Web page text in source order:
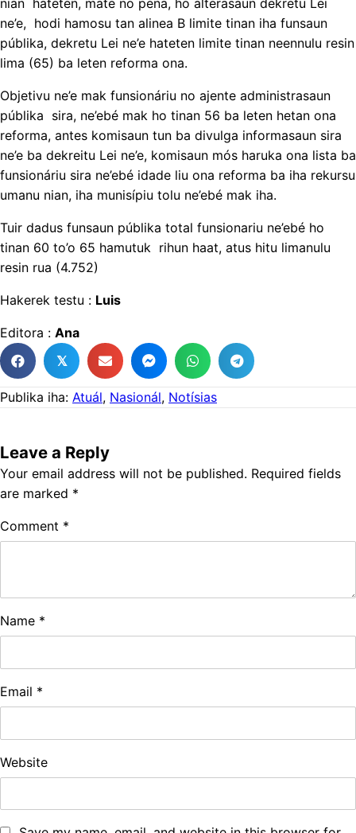
nian hateten, mate no pena, ho alterasaun dekretu Lei
ne’e, hodi hamosu tan alinea B limite tinan iha funsaun
públika, dekretu Lei ne’e hateten limite tinan neennulu resin
lima (65) ba leten reforma ona.
Objetivu ne’e mak funsionáriu no ajente administrasaun
públika sira, ne’ebé mak ho tinan 56 ba leten hetan ona
reforma, antes komisaun tun ba divulga informasaun sira
ne’e ba dekreitu Lei ne’e, komisaun mós haruka ona lista ba
funsionáriu sira ne’ebé idade liu ona reforma ba iha rekursu
umanu nian, iha munisípiu tolu ne’ebé mak iha.
Tuir dadus funsaun públika total funsionariu ne’ebé ho
tinan 60 to’o 65 hamutuk rihun haat, atus hitu limanulu
resin rua (4.752)
Hakerek testu : Luis
Editora : Ana
𝕏
Publika iha: Atuál, Nasionál, Notísias
Leave a Reply
Your email address will not be published. Required fields
are marked *
Comment *
Name *
Email *
Website